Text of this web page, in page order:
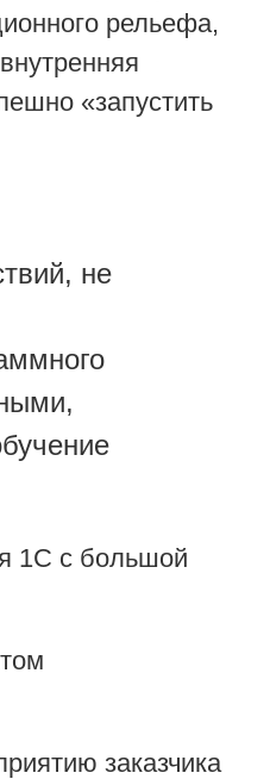
рельефа,
«запустить
не
1С с большой
заказчика